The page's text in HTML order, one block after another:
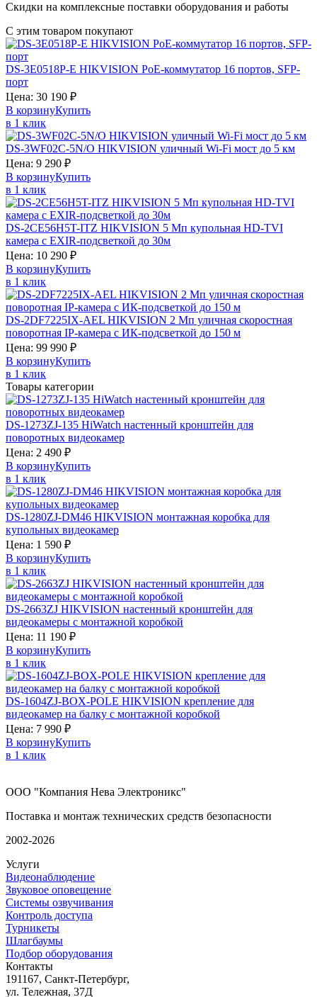
Скидки на комплексные поставки оборудования и работы
С этим товаром покупают
DS-3E0518P-E HIKVISION PoE-коммутатор 16 портов, SFP-
порт
Цена: 30 190 ₽
В корзинуКупить
в 1 клик
DS-3WF02C-5N/O HIKVISION уличный Wi-Fi мост до 5 км
Цена: 9 290 ₽
В корзинуКупить
в 1 клик
DS-2CE56H5T-ITZ HIKVISION 5 Мп купольная HD-TVI
камера с EXIR-подсветкой до 30м
Цена: 10 290 ₽
В корзинуКупить
в 1 клик
DS-2DF7225IX-AEL HIKVISION 2 Мп уличная скоростная
поворотная IP-камера с ИК-подсветкой до 150 м
Цена: 99 990 ₽
В корзинуКупить
в 1 клик
Товары категории
DS-1273ZJ-135 HiWatch настенный кронштейн для
поворотных видеокамер
Цена: 2 490 ₽
В корзинуКупить
в 1 клик
DS-1280ZJ-DM46 HIKVISION монтажная коробка для
купольных видеокамер
Цена: 1 590 ₽
В корзинуКупить
в 1 клик
DS-2663ZJ HIKVISION настенный кронштейн для
видеокамеры с монтажной коробкой
Цена: 11 190 ₽
В корзинуКупить
в 1 клик
DS-1604ZJ-BOX-POLE HIKVISION крепление для
видеокамер на балку с монтажной коробкой
Цена: 7 990 ₽
В корзинуКупить
в 1 клик
ООО "Компания Нева Электроникс"
Поставка и монтаж технических средств безопасности
2002-2026
Услуги
Видеонаблюдение
Звуковое оповещение
Системы озвучивания
Контроль доступа
Турникеты
Шлагбаумы
Подбор оборудования
Контакты
191167, Санкт-Петербург,
ул. Тележная, 37Д